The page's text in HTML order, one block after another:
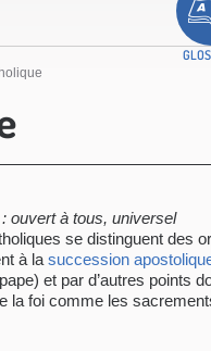
ouvert à tous, universel
se distinguent des
à la succession
et par d’autres points
la foi comme les